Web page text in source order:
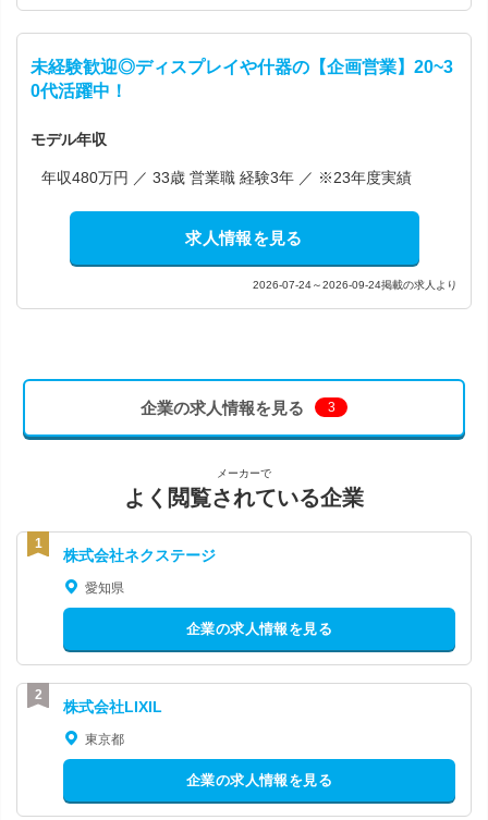
未経験歓迎◎ディスプレイや什器の【企画営業】20~3
0代活躍中！
モデル年収
年収480万円 ／ 33歳 営業職 経験3年 ／ ※23年度実績
求人情報を見る
2026-07-24～2026-09-24掲載の求人より
企業の求人情報を見る 3
メーカーで
よく閲覧されている企業
株式会社ネクステージ
愛知県
企業の求人情報を見る
株式会社LIXIL
東京都
企業の求人情報を見る